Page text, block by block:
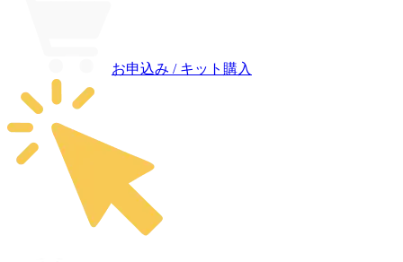
お申込み / キット購入